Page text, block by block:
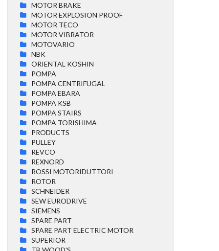
MOTOR BRAKE
MOTOR EXPLOSION PROOF
MOTOR TECO
MOTOR VIBRATOR
MOTOVARIO
NBK
ORIENTAL KOSHIN
POMPA
POMPA CENTRIFUGAL
POMPA EBARA
POMPA KSB
POMPA STAIRS
POMPA TORISHIMA
PRODUCTS
PULLEY
REVCO
REXNORD
ROSSI MOTORIDUTTORI
ROTOR
SCHNEIDER
SEW EURODRIVE
SIEMENS
SPARE PART
SPARE PART ELECTRIC MOTOR
SUPERIOR